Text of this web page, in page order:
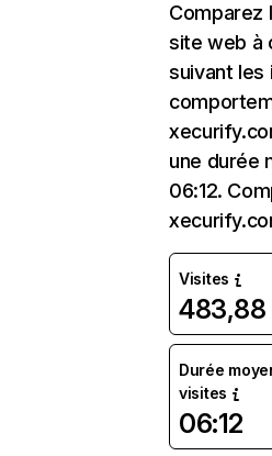
Comparez
site web à
suivant les
une durée
06:12.
Visites
483,88
Durée
visites
06:12